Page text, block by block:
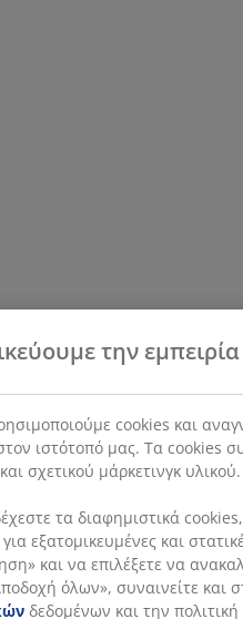
την
cookies και
ιστότοπό μας. Τα cookies
σχετικού μάρκετινγκ υλικού.
τα διαφημιστικά
για εξατομικευμένες και
και να επιλέξετε να
όλων», συναινείτε και
δεδομένων και την